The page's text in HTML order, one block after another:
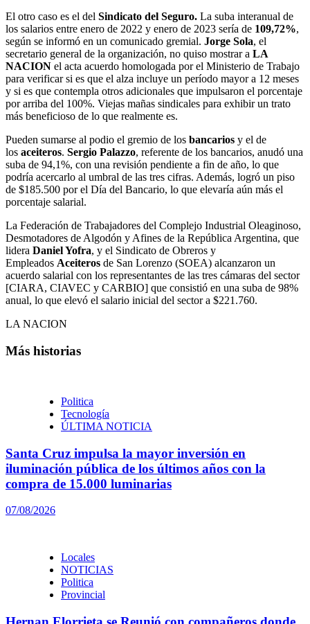
El otro caso es el del Sindicato del Seguro. La suba interanual de
los salarios entre enero de 2022 y enero de 2023 sería de 109,72%,
según se informó en un comunicado gremial. Jorge Sola, el
secretario general de la organización, no quiso mostrar a LA
NACION el acta acuerdo homologada por el Ministerio de Trabajo
para verificar si es que el alza incluye un período mayor a 12 meses
y si es que contempla otros adicionales que impulsaron el porcentaje
por arriba del 100%. Viejas mañas sindicales para exhibir un trato
más beneficioso de lo que realmente es.
Pueden sumarse al podio el gremio de los bancarios y el de
los aceiteros. Sergio Palazzo, referente de los bancarios, anudó una
suba de 94,1%, con una revisión pendiente a fin de año, lo que
podría acercarlo al umbral de las tres cifras. Además, logró un piso
de $185.500 por el Día del Bancario, lo que elevaría aún más el
porcentaje salarial.
La Federación de Trabajadores del Complejo Industrial Oleaginoso,
Desmotadores de Algodón y Afines de la República Argentina, que
lidera Daniel Yofra, y el Sindicato de Obreros y
Empleados Aceiteros de San Lorenzo (SOEA) alcanzaron un
acuerdo salarial con los representantes de las tres cámaras del sector
[CIARA, CIAVEC y CARBIO] que consistió en una suba de 98%
anual, lo que elevó el salario inicial del sector a $221.760.
LA NACION
Más historias
Politica
Tecnología
ÚLTIMA NOTICIA
Santa Cruz impulsa la mayor inversión en
iluminación pública de los últimos años con la
compra de 15.000 luminarias
07/08/2026
Locales
NOTICIAS
Politica
Provincial